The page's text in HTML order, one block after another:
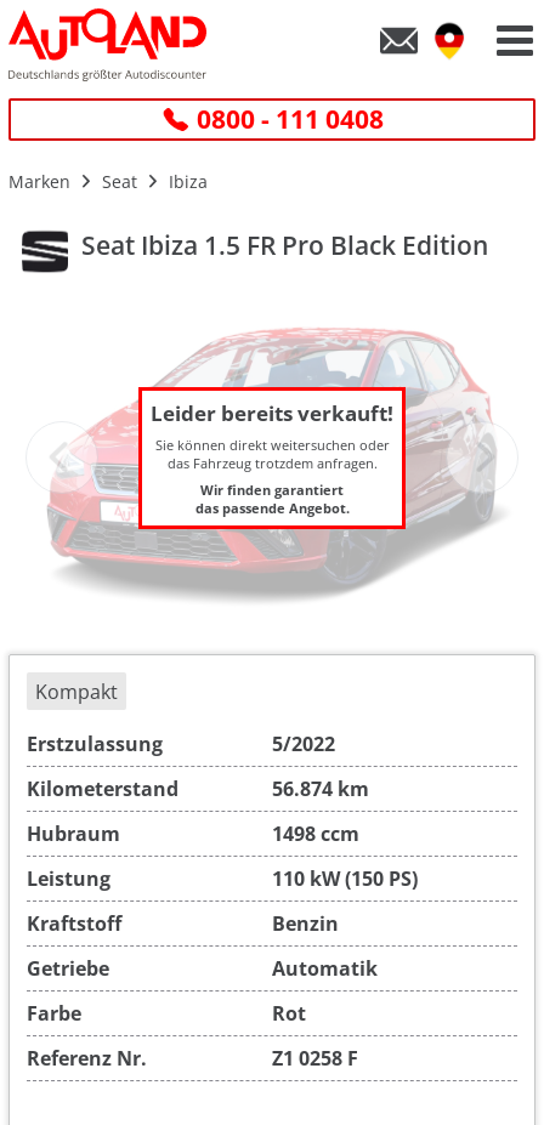
0800 - 111 0408
Marken Seat Ibiza
Seat Ibiza 1.5 FR Pro Black Edition
Leider bereits verkauft!
Sie können direkt weitersuchen oder
das Fahrzeug trotzdem anfragen.
Wir finden garantiert
das passende Angebot.
Kompakt
Erstzulassung
5/2022
Kilometerstand
56.874 km
Hubraum
1498 ccm
Leistung
110 kW (150 PS)
Kraftstoff
Benzin
Getriebe
Automatik
Farbe
Rot
Referenz Nr.
Z1 0258 F